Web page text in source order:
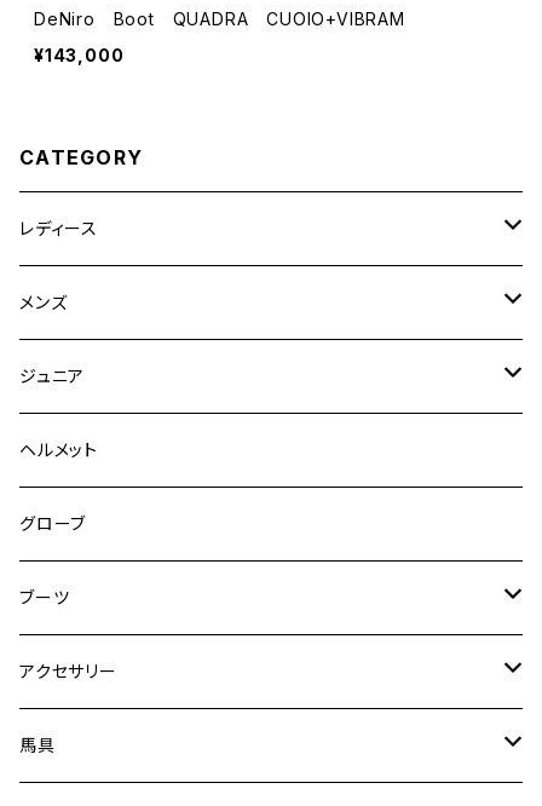
DeNiro Boot QUADRA CUOIO+VIBRAM
¥143,000
CATEGORY
レディース
競技用ジャケット
キュロット
フルグリップ
ニーグリップ
シャツ
ウェア
アウター
シャツ
メンズ
競技用ジャケット
キュロット
フルグリップ
ニーグリップ
シャツ
ウェア
アウター
シャツ
ジュニア
キュロット
ウエア
ヘルメット
グローブ
ブーツ
ロングブーツ（既製品）
オーダーロングブーツ
アクセサリー
ベルト
馬具